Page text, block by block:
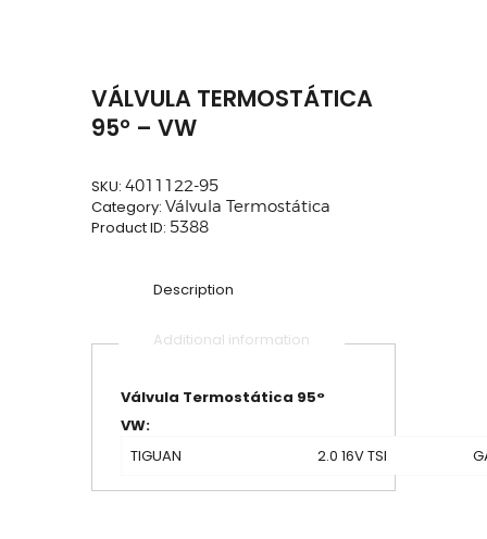
VÁLVULA TERMOSTÁTICA
95° – VW
SKU: 4011122-95
Category: Válvula Termostática
Product ID: 5388
Description
Additional information
Válvula Termostática 95°
VW:
TIGUAN
2.0 16V TSI